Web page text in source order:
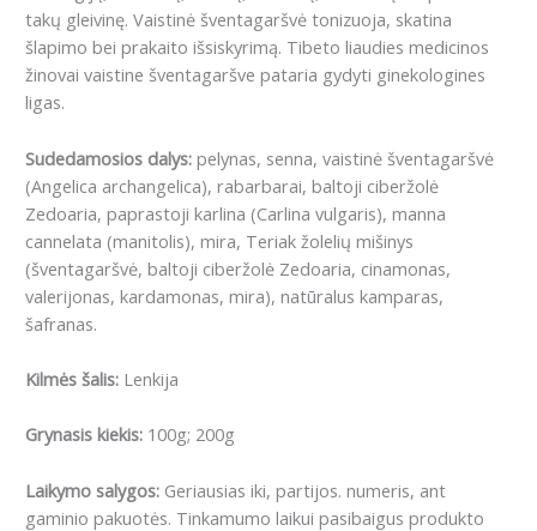
takų gleivinę. Vaistinė šventagaršvė tonizuoja, skatina
šlapimo bei prakaito išsiskyrimą. Tibeto liaudies medicinos
žinovai vaistine šventagaršve pataria gydyti ginekologines
ligas.
Sudedamosios dalys: pelynas, senna, vaistinė šventagaršvė
(Angelica archangelica), rabarbarai, baltoji ciberžolė
Zedoaria, paprastoji karlina (Carlina vulgaris), manna
cannelata (manitolis), mira, Teriak žolelių mišinys
(šventagaršvė, baltoji ciberžolė Zedoaria, cinamonas,
valerijonas, kardamonas, mira), natūralus kamparas,
šafranas.
Kilmės šalis: Lenkija
Grynasis kiekis: 100g; 200g
Laikymo salygos: Geriausias iki, partijos. numeris, ant
gaminio pakuotės. Tinkamumo laikui pasibaigus produkto